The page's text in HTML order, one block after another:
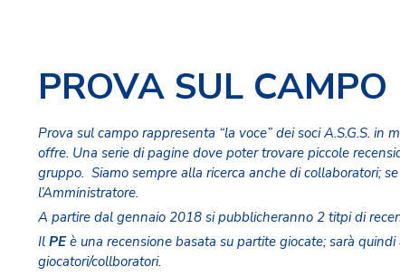
PROVA SUL CAMPO
Prova sul campo rappresenta “la voce” dei soci A.S.G.S.
offre. Una serie di pagine dove poter trovare piccole
gruppo. Siamo sempre alla ricerca anche di collaboratori;
l’Amministratore.
A partire dal gennaio 2018 si pubblicheranno 2 titpi di
Il PEè una recensione basata su partite giocate; sarà
giocatori/collboratori.